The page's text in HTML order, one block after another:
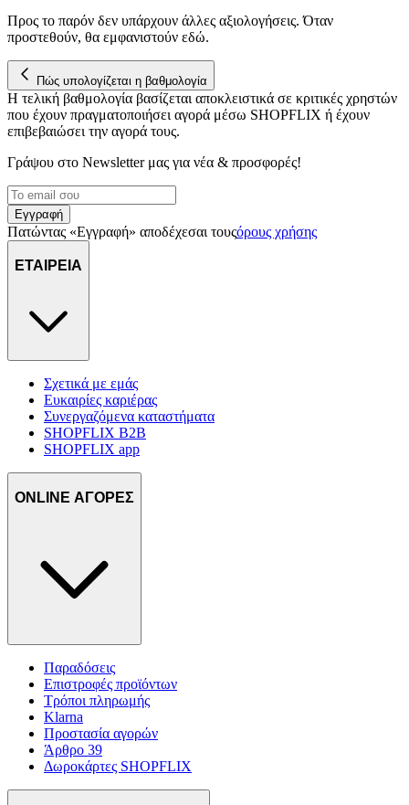
για να αποθηκεύουμε και να έχουμε πρόσβαση σε πληροφορίες
στη συσκευή σας, με σκοπό την προβολή εξατομικευμένων
διαφημίσεων και περιεχομένου, τις μετρήσεις σχετικά με
διαφημίσεις και περιεχόμενο, την καλύτερη εικόνα του κοινού
μας και την ανάπτυξη προϊόντων. Επίσης, κοινοποιούμε
πληροφορίες σχετικά με την από μέρους σας χρήση της
τοποθεσίας μας στους συνεργάτες μέσων κοινωνικής
Προς το παρόν δεν υπάρχουν άλλες αξιολογήσεις. Όταν
προστεθούν, θα εμφανιστούν εδώ.
Πώς υπολογίζεται η βαθμολογία
Η τελική βαθμολογία βασίζεται αποκλειστικά σε κριτικές χρηστών
που έχουν πραγματοποιήσει αγορά μέσω SHOPFLIX ή έχουν
επιβεβαιώσει την αγορά τους.
Γράψου στο Νewsletter μας για νέα & προσφορές!
Εγγραφή
Πατώντας «Εγγραφή» αποδέχεσαι τουςόρους χρήσης
ΕΤΑΙΡΕΙΑ
Σχετικά με εμάς
Ευκαιρίες καριέρας
Συνεργαζόμενα καταστήματα
SHOPFLIX B2B
SHOPFLIX app
ONLINE ΑΓΟΡΕΣ
Παραδόσεις
Επιστροφές προϊόντων
Τρόποι πληρωμής
Klarna
Προστασία αγορών
Άρθρο 39
Δωροκάρτες SHOPFLIX